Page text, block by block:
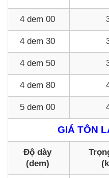
4 dem 00
4 dem 30
4 dem 50
4 dem 80
5 dem 00
GIÁ TÔN
Độ dày
(dem)